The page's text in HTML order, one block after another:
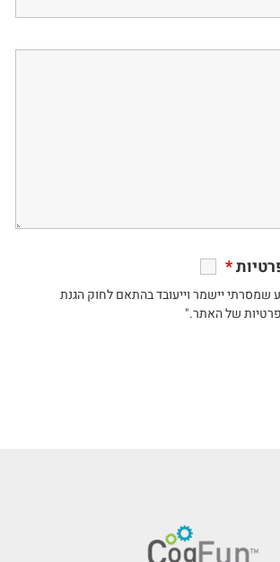
*
שמסרתי יישמר וייעובד בהתאם לחוק הגנת
של האתר."